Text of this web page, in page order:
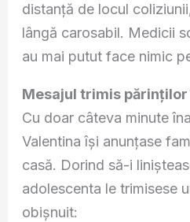
distanță de locul
lângă carosabil. Medicii
au mai putut face nimic
Mesajul trimis
Cu doar câteva minute
Valentina își anunțase
casă. Dorind să-i
adolescenta le trimisese
obișnuit: